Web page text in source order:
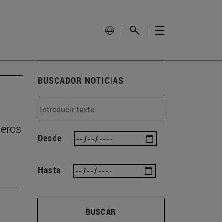
BUSCADOR NOTICIAS
Desde
Hasta
BUSCAR